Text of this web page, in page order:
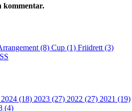
kommentar.
(8) Cup (1) Friidrett (3)
2024 (18) 2023 (27) 2022 (27) 2021 (19)
(4)